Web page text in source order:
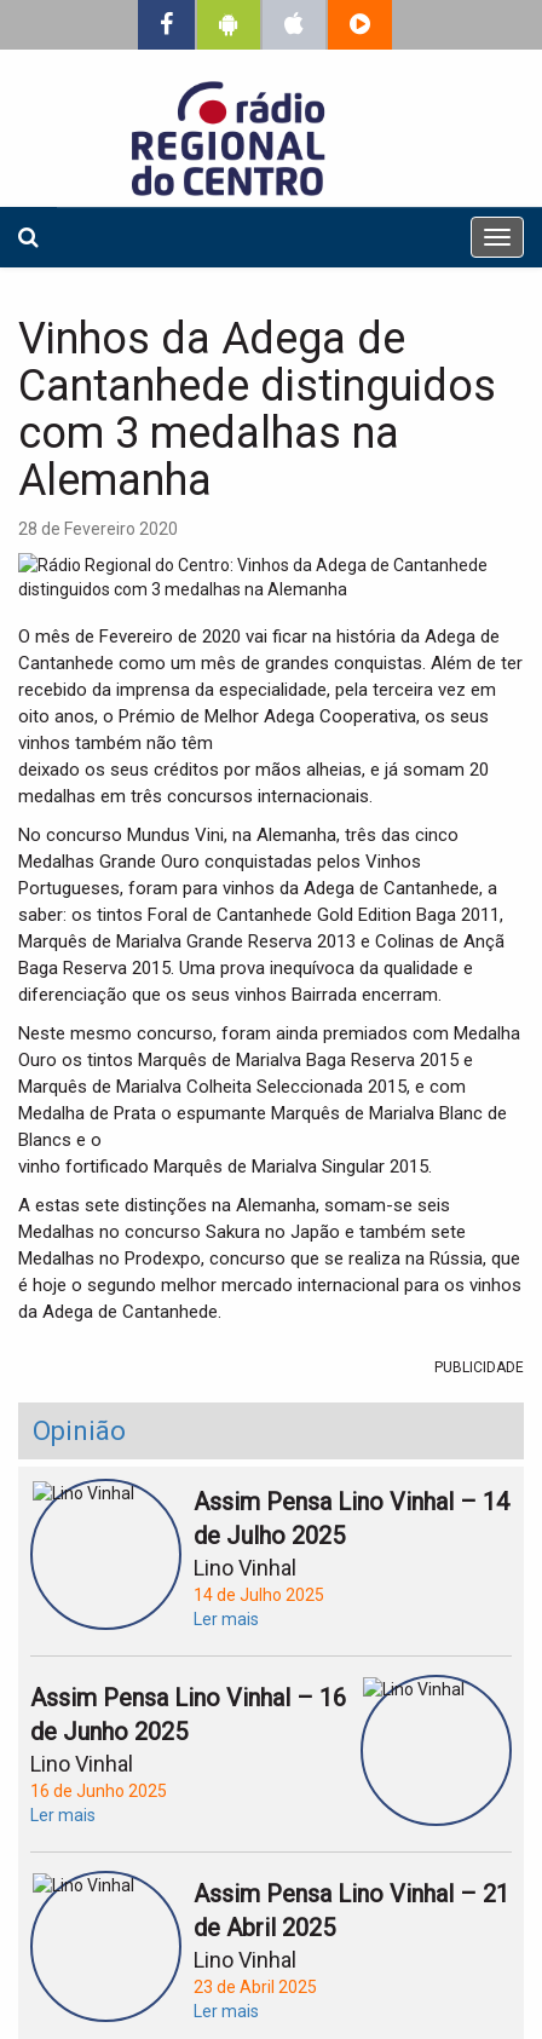
T
o
Vinhos da Adega de
Cantanhede distinguidos
com 3 medalhas na
Alemanha
28 de Fevereiro 2020
O mês de Fevereiro de 2020 vai ficar na história da Adega de
Cantanhede como um mês de grandes conquistas. Além de ter
recebido da imprensa da especialidade, pela terceira vez em
oito anos, o Prémio de Melhor Adega Cooperativa, os seus
vinhos também não têm
deixado os seus créditos por mãos alheias, e já somam 20
medalhas em três concursos internacionais.
No concurso Mundus Vini, na Alemanha, três das cinco
Medalhas Grande Ouro conquistadas pelos Vinhos
Portugueses, foram para vinhos da Adega de Cantanhede, a
saber: os tintos Foral de Cantanhede Gold Edition Baga 2011,
Marquês de Marialva Grande Reserva 2013 e Colinas de Ançã
Baga Reserva 2015. Uma prova inequívoca da qualidade e
diferenciação que os seus vinhos Bairrada encerram.
Neste mesmo concurso, foram ainda premiados com Medalha
Ouro os tintos Marquês de Marialva Baga Reserva 2015 e
Marquês de Marialva Colheita Seleccionada 2015, e com
Medalha de Prata o espumante Marquês de Marialva Blanc de
Blancs e o
vinho fortificado Marquês de Marialva Singular 2015.
A estas sete distinções na Alemanha, somam-se seis
Medalhas no concurso Sakura no Japão e também sete
Medalhas no Prodexpo, concurso que se realiza na Rússia, que
é hoje o segundo melhor mercado internacional para os vinhos
da Adega de Cantanhede.
PUBLICIDADE
Opinião
Assim Pensa Lino Vinhal – 14
de Julho 2025
Lino Vinhal
14 de Julho 2025
Ler mais
Assim Pensa Lino Vinhal – 16
de Junho 2025
Lino Vinhal
16 de Junho 2025
Ler mais
Assim Pensa Lino Vinhal – 21
de Abril 2025
Lino Vinhal
23 de Abril 2025
Ler mais